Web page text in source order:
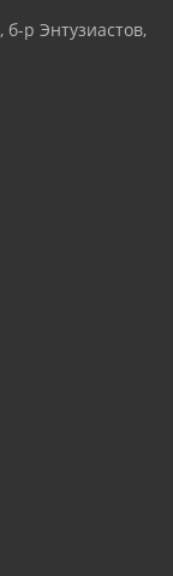
б-р Энтузиастов,